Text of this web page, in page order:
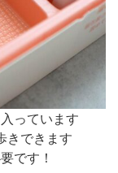
っています
きできます
です！